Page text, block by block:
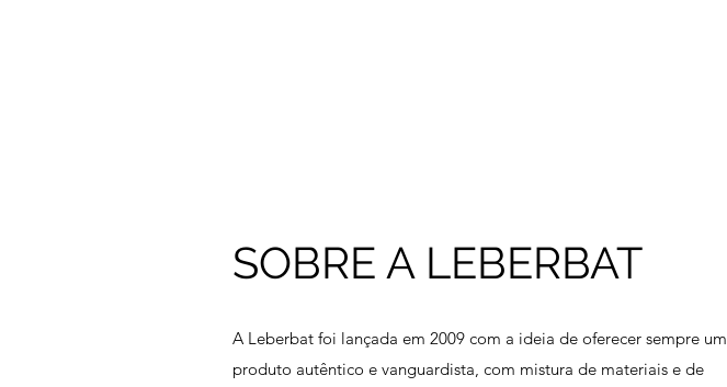
SOBRE A LEBERBAT
A Leberbat foi lançada em 2009 com a ideia de oferecer sempre um
produto autêntico e vanguardista, com mistura de materiais e de